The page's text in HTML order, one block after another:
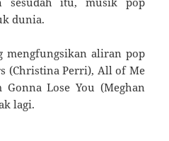
dunia.
mengfungsikan aliran pop
(Christina Perri), All of Me
Gonna Lose You (Meghan
lagi.